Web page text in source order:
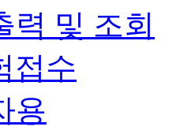
력 및 조회
접수
용